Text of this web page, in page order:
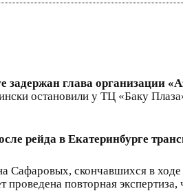
задержан глава
остановили у ТЦ «Баку
рейда в Екатеринбурге
Сафаровых, скончавшихся в
проведена повторная